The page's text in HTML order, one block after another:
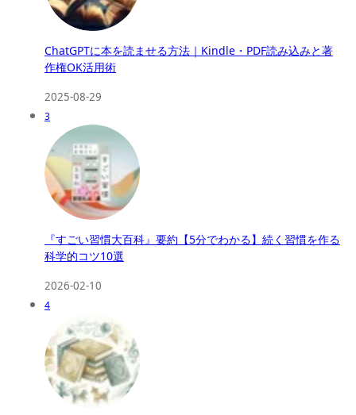
ChatGPTに本を読ませる方法｜Kindle・PDF読み込みと著
作権OK活用術
2025-08-29
3
『すごい習慣大百科』要約【5分でわかる】続く習慣を作る
科学的コツ10選
2026-02-10
4